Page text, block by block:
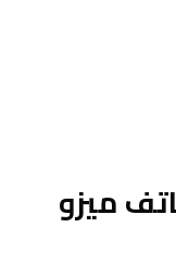
ميزو